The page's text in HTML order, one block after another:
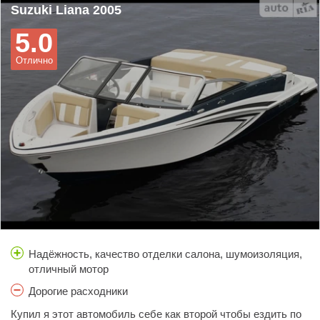
Suzuki Liana 2005
Отлично
5.0
Надёжность, качество отделки салона, шумоизоляция,
отличный мотор
Дорогие расходники
Купил я этот автомобиль себе как второй чтобы ездить по